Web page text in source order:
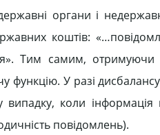
органи і
коштів:
Тим самим,
У разі
коли
повідомлень).